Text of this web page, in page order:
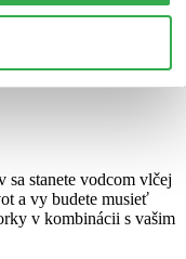
stanete vodcom vlčej
a vy budete musieť
v kombinácii s vašim